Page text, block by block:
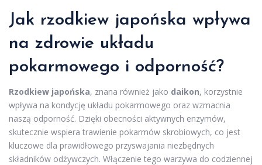
Jak rzodkiew japońska wpływa
na zdrowie układu
pokarmowego i odporność?
Rzodkiew japońska, znana również jako daikon, korzystnie
wpływa na kondycję układu pokarmowego oraz wzmacnia
naszą odporność. Dzięki obecności aktywnych enzymów,
skutecznie wspiera trawienie pokarmów skrobiowych, co jest
kluczowe dla prawidłowego przyswajania niezbędnych
składników odżywczych. Włączenie tego warzywa do codziennej